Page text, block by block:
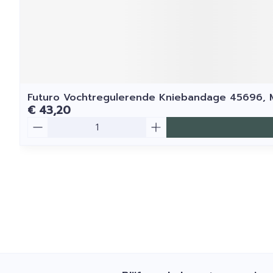
Futuro Vochtregulerende Kniebandage 45696,
€ 43,20